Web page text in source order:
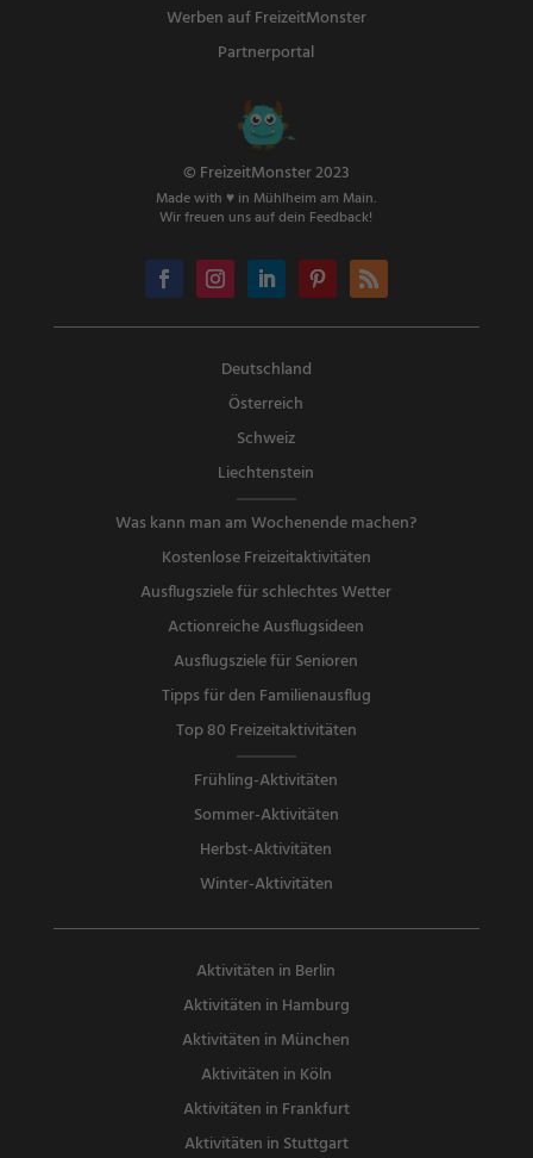
Werben auf FreizeitMonster
Partnerportal
© FreizeitMonster 2023
Made with ♥ in Mühlheim am Main.
Wir freuen uns auf dein Feedback!
Deutschland
Österreich
Schweiz
Liechtenstein
Was kann man am Wochenende machen?
Kostenlose Freizeitaktivitäten
Ausflugsziele für schlechtes Wetter
Actionreiche Ausflugsideen
Ausflugsziele für Senioren
Tipps für den Familienausflug
Top 80 Freizeitaktivitäten
Frühling-Aktivitäten
Sommer-Aktivitäten
Herbst-Aktivitäten
Winter-Aktivitäten
Aktivitäten in Berlin
Aktivitäten in Hamburg
Aktivitäten in München
Aktivitäten in Köln
Aktivitäten in Frankfurt
Aktivitäten in Stuttgart